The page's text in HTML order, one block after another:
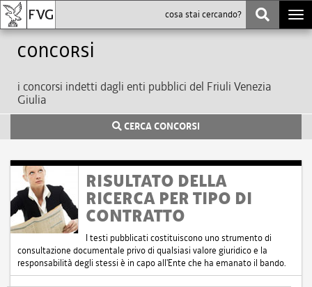
Concorsi
i concorsi indetti dagli enti pubblici del Friuli Venezia
Giulia
CERCA CONCORSI
RISULTATO DELLA
RICERCA PER TIPO DI
CONTRATTO
I testi pubblicati costituiscono uno strumento di
consultazione documentale privo di qualsiasi valore giuridico e la
responsabilità degli stessi è in capo all'Ente che ha emanato il bando.